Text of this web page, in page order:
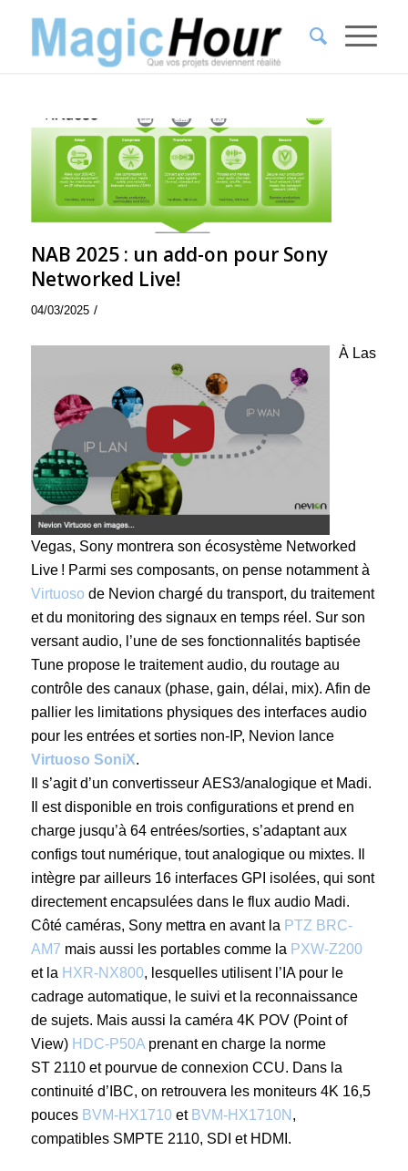
NAB 2025 : un add-on pour Sony
Networked Live!
04/03/2025 /
À Las
Vegas, Sony montrera son écosystème Networked
Live ! Parmi ses composants, on pense notamment à
Virtuoso de Nevion chargé du transport, du traitement
et du monitoring des signaux en temps réel. Sur son
versant audio, l’une de ses fonctionnalités baptisée
Tune propose le traitement audio, du routage au
contrôle des canaux (phase, gain, délai, mix). Afin de
pallier les limitations physiques des interfaces audio
pour les entrées et sorties non-IP, Nevion lance
Virtuoso SoniX.
Il s’agit d’un convertisseur AES3/analogique et Madi.
Il est disponible en trois configurations et prend en
charge jusqu’à 64 entrées/sorties, s’adaptant aux
configs tout numérique, tout analogique ou mixtes. Il
intègre par ailleurs 16 interfaces GPI isolées, qui sont
directement encapsulées dans le flux audio Madi.
Côté caméras, Sony mettra en avant la PTZ BRC-
AM7 mais aussi les portables comme la PXW-Z200
et la HXR-NX800, lesquelles utilisent l’IA pour le
cadrage automatique, le suivi et la reconnaissance
de sujets. Mais aussi la caméra 4K POV (Point of
View) HDC-P50Aprenant en charge la norme
ST 2110 et pourvue de connexion CCU. Dans la
continuité d’IBC, on retrouvera les moniteurs 4K 16,5
pouces BVM-HX1710et BVM-HX1710N ,
compatibles SMPTE 2110, SDI et HDMI.